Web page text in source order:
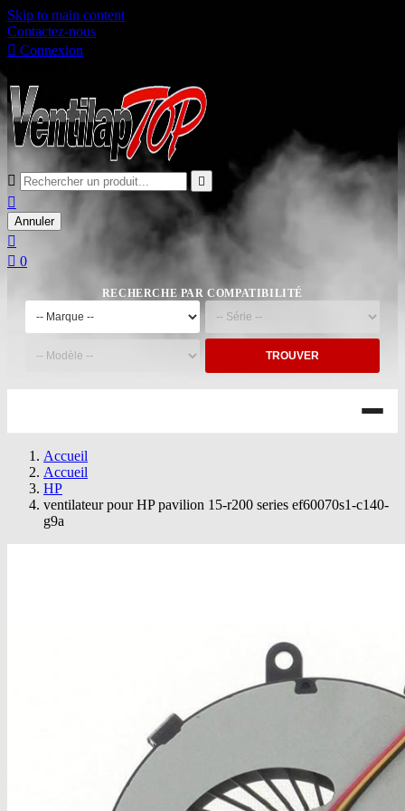
Skip to main content
Contactez-nous
 Connexion
 

Annuler

 0
RECHERCHE PAR COMPATIBILITÉ
TROUVER
Accueil
Accueil
HP
ventilateur pour HP pavilion 15-r200 series ef60070s1-c140-
g9a